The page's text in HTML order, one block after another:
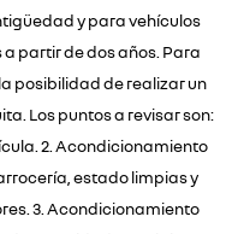
y para vehículos
partir de dos años. Para
posibilidad de realizar un
Los puntos a revisar son:
2. Acondicionamiento
estado limpias y
3. Acondicionamiento